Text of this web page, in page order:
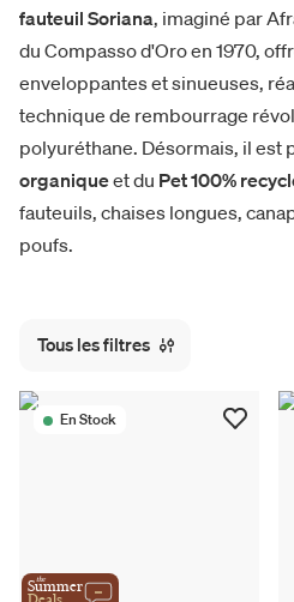
fauteuil Soriana, imaginé par
du Compasso d'Oro en 1970,
enveloppantes et sinueuses,
technique de rembourrage
polyuréthane. Désormais, il est
organiqueet du Pet 100%
fauteuils, chaises longues,
poufs.
Tous les filtres
En Stock
the
Summer